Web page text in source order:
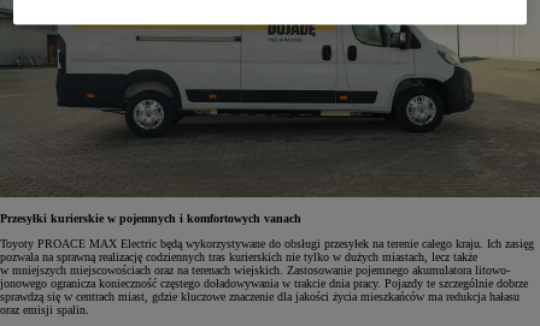
Przesyłki kurierskie w pojemnych i komfortowych vanach
Toyoty PROACE MAX Electric będą wykorzystywane do obsługi przesyłek na terenie całego kraju. Ich zasięg
pozwala na sprawną realizację codziennych tras kurierskich nie tylko w dużych miastach, lecz także
w mniejszych miejscowościach oraz na terenach wiejskich. Zastosowanie pojemnego akumulatora litowo-
jonowego ogranicza konieczność częstego doładowywania w trakcie dnia pracy. Pojazdy te szczególnie dobrze
sprawdzą się w centrach miast, gdzie kluczowe znaczenie dla jakości życia mieszkańców ma redukcja hałasu
oraz emisji spalin.